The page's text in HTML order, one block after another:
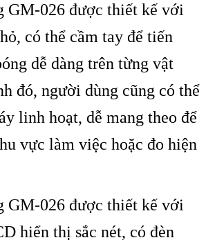
GM-026 được thiết kế với
có thể cầm tay để tiến
óng dễ dàng trên từng vật
đó, người dùng cũng có thể
linh hoạt, dễ mang theo để
vực làm việc hoặc đo hiện
GM-026 được thiết kế với
hiển thị sắc nét, có đèn